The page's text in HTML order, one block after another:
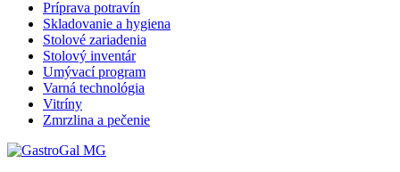
Príprava potravín
Skladovanie a hygiena
Stolové zariadenia
Stolový inventár
Umývací program
Varná technológia
Vitríny
Zmrzlina a pečenie